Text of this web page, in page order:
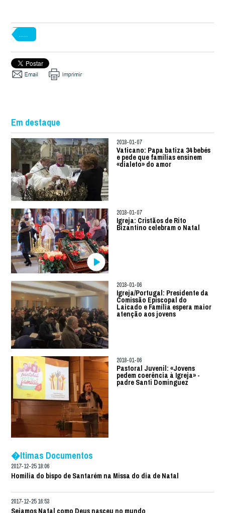
......
Em destaque
2018-01-07
Vaticano: Papa batiza 34 bebés
e pede que famílias ensinem
«dialeto» do amor
2018-01-07
Igreja: Cristãos de Rito
Bizantino celebram o Natal
2018-01-06
Igreja/Portugal: Presidente da
Comissão Episcopal do
Laicado e Família espera maior
atenção aos jovens
2018-01-06
Pastoral Juvenil: «Jovens
pedem coerência à Igreja» -
padre Santi Dominguez
�ltimas Documentos
2017-12-25 18:06
Homilia do bispo de Santarém na Missa do dia de Natal
2017-12-25 16:53
Sejamos Natal como Deus nasceu no mundo